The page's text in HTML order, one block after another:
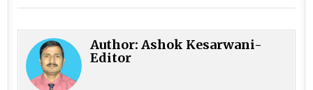
Author:Ashok Kesarwani-
Editor